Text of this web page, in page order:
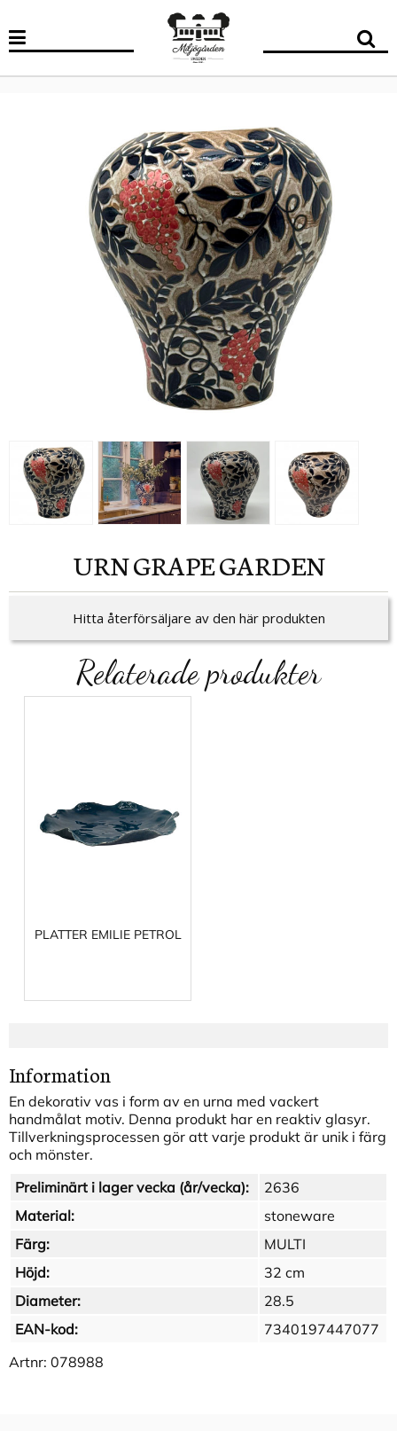
URN GRAPE GARDEN
Hitta återförsäljare av den här produkten
Relaterade produkter
PLATTER EMILIE PETROL
Information
En dekorativ vas i form av en urna med vackert
handmålat motiv. Denna produkt har en reaktiv glasyr.
Tillverkningsprocessen gör att varje produkt är unik i färg
och mönster.
Preliminärt i lager vecka (år/vecka):
2636
Material:
stoneware
Färg:
MULTI
Höjd:
32 cm
Diameter:
28.5
EAN-kod:
7340197447077
Artnr: 078988